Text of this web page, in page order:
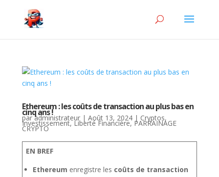
Ethereum : les coûts de transaction au plus bas en
cinq ans !
paradministrateur| Août 13, 2024| Cryptos,
Investissement,Liberté Financière, PARRAINAGE
CRYPTO
EN BREF
Ethereum enregistre les coûts de transaction